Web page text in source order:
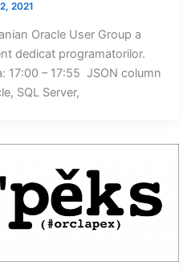
2021
Oracle User Group a
dedicat programatorilor.
17:00 – 17:55 JSON column
SQL Server,